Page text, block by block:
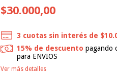
$30.000,00
3 cuotas sin interés de
15% de descuento pagando
para ENVIOS
Ver más detalles